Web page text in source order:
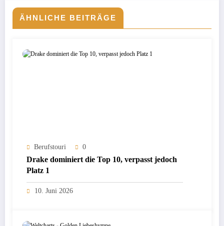
ÄHNLICHE BEITRÄGE
Berufstouri 0
Drake dominiert die Top 10, verpasst jedoch
Platz 1
10. Juni 2026